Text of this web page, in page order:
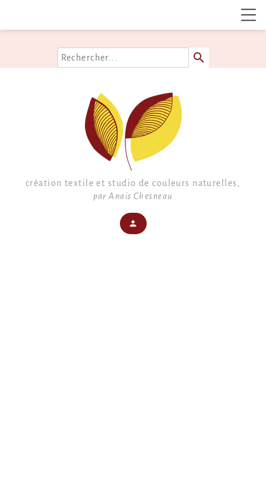
search
création textile et studio de couleurs naturelles,
par Anaïs Chesneau
person mon compte